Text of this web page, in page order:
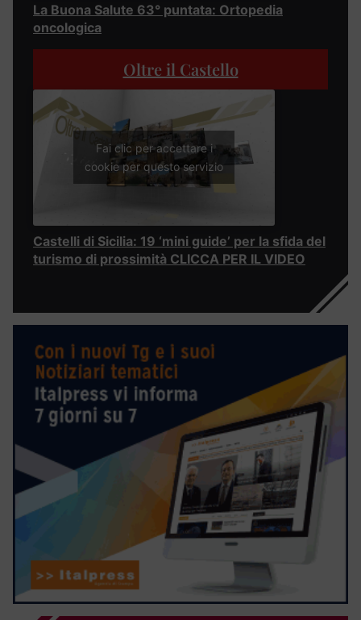
La Buona Salute 63° puntata: Ortopedia
oncologica
Oltre il Castello
Fai clic per accettare i
cookie per questo servizio
Castelli di Sicilia: 19 ‘mini guide’ per la sfida del
turismo di prossimità CLICCA PER IL VIDEO